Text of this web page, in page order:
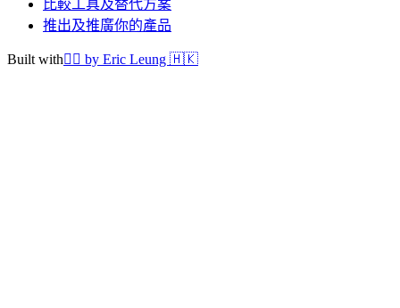
比較工具及替代方案
推出及推廣你的產品
Built with❤️‍🔥 by Eric Leung 🇭🇰